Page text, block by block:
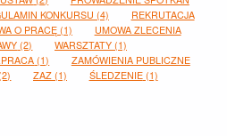
KONKURSU (4)
REKRUTACJA
O PRACĘ(1)
UMOWA ZLECENIA
(2) WARSZTATY (1)
(1)
ZAMÓWIENIA PUBLICZNE
ZAZ (1) ŚLEDZENIE(1)